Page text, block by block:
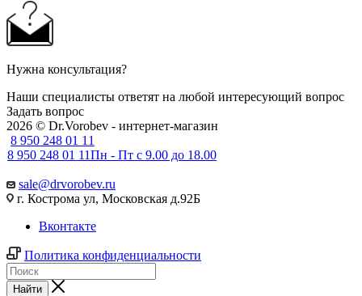
Нужна консультация?
Наши специалисты ответят на любой интересующий вопрос
Задать вопрос
2026 © Dr.Vorobev - интернет-магазин
8 950 248 01 11
8 950 248 01 11Пн - Пт с 9.00 до 18.00
sale@drvorobev.ru
г. Кострома ул, Московская д.92Б
Вконтакте
Политика конфиденциальности
Найти